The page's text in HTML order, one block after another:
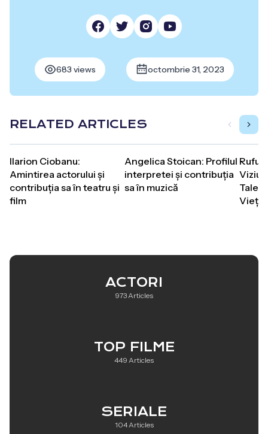
683 views octombrie 31, 2023
RELATED ARTICLES
Ilarion Ciobanu:
Amintirea actorului și
contribuția sa în teatru și
film
Angelica Stoican: Profilul
interpretei și contribuția
sa în muzică
Vieții
ACTORI
973 Articles
TOP FILME
449 Articles
SERIALE
104 Articles